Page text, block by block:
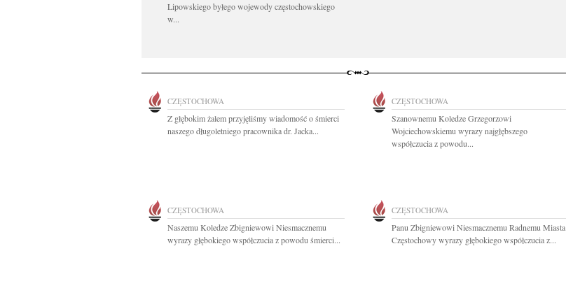
Lipowskiego byłego wojewody częstochowskiego
w...
CZĘSTOCHOWA
Z głębokim żalem przyjęliśmy wiadomość o śmierci
naszego długoletniego pracownika dr. Jacka...
CZĘSTOCHOWA
Szanownemu Koledze Grzegorzowi
Wojciechowskiemu wyrazy najgłębszego
współczucia z powodu...
CZĘSTOCHOWA
Naszemu Koledze Zbigniewowi Niesmacznemu
wyrazy głębokiego współczucia z powodu śmierci...
CZĘSTOCHOWA
Panu Zbigniewowi Niesmacznemu Radnemu Miasta
Częstochowy wyrazy głębokiego współczucia z...